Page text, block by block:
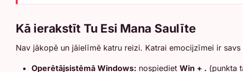
Kā ierakstīt Tu Esi Mana Saulīte
Nav jākopē un jāielīmē katru reizi. Katrai emocijzīmei ir
Operētājsistēmā Windows: nospiediet Win + . (punkta